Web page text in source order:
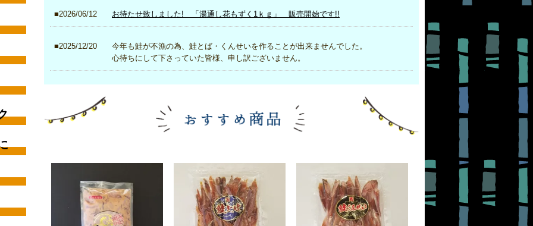
2026/06/12 お待たせ致しました! 「湯通し花もずく1ｋｇ」 販売開始です!!
2025/12/20
今年も鮭が不漁の為、鮭とば・くんせいを作ることが出来ませんでした。
心待ちにして下さっていた皆様、申し訳ございません。